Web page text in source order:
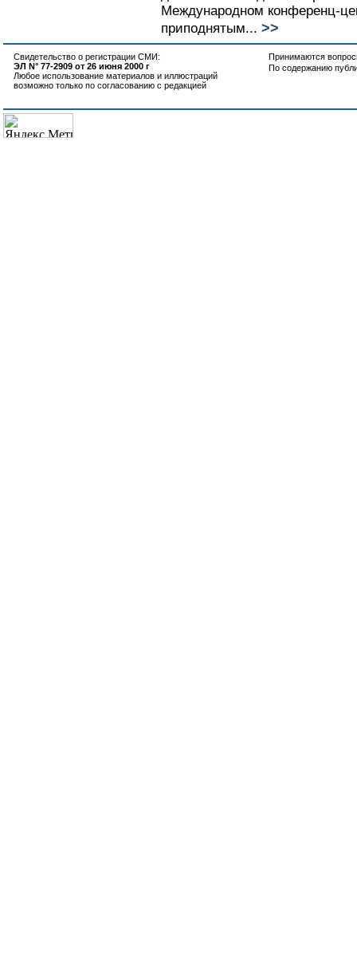
Международном конференц-
приподнятым... >>
Свидетельство о регистрации СМИ:
ЭЛ N° 77-2909 от 26 июня 2000 г
Любое использование материалов и иллюстраций
возможно только по согласованию с редакцией
Принимаются
По содержанию